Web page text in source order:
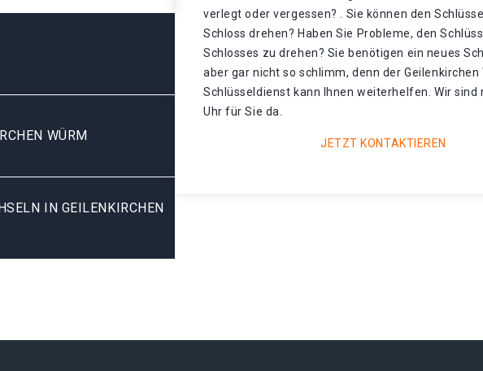
WÜRM
IN GEILENKIRCHEN W
verlegt oder vergessen? . Sie können den
Schloss drehen? Haben Sie Probleme, den
Schlosses zu drehen? Sie benötigen ein neues
aber gar nicht so schlimm, denn der Geilenkirchen
Schlüsseldienst kann Ihnen weiterhelfen. Wir sind
Uhr für Sie da.
JETZT KONTAKTIEREN